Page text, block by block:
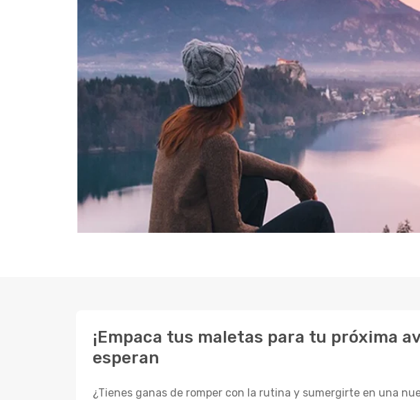
¡Empaca tus maletas para tu próxima
esperan
¿Tienes ganas de romper con la rutina y sumergirte en una